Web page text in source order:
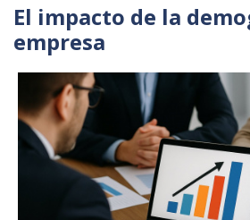
El impacto de la
empresa